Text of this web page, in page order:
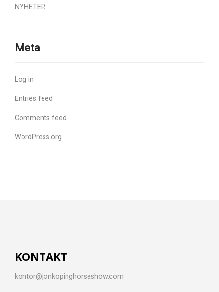
NYHETER
Meta
Log in
Entries feed
Comments feed
WordPress.org
KONTAKT
kontor@jonkopinghorseshow.com